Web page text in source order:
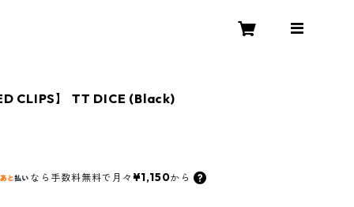
CLIPS】 TT DICE (Black)
なら 手数料無料で 月々 ¥1,150から